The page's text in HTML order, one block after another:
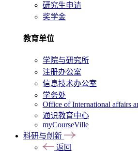
研究生申请
奖学金
教育单位
学院与研究所
注册办公室
信息技术办公室
学务处
Office of International affairs
通识教育中心
myCourseVille
科研与创新
返回